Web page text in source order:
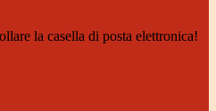
la casella di posta elettronica!